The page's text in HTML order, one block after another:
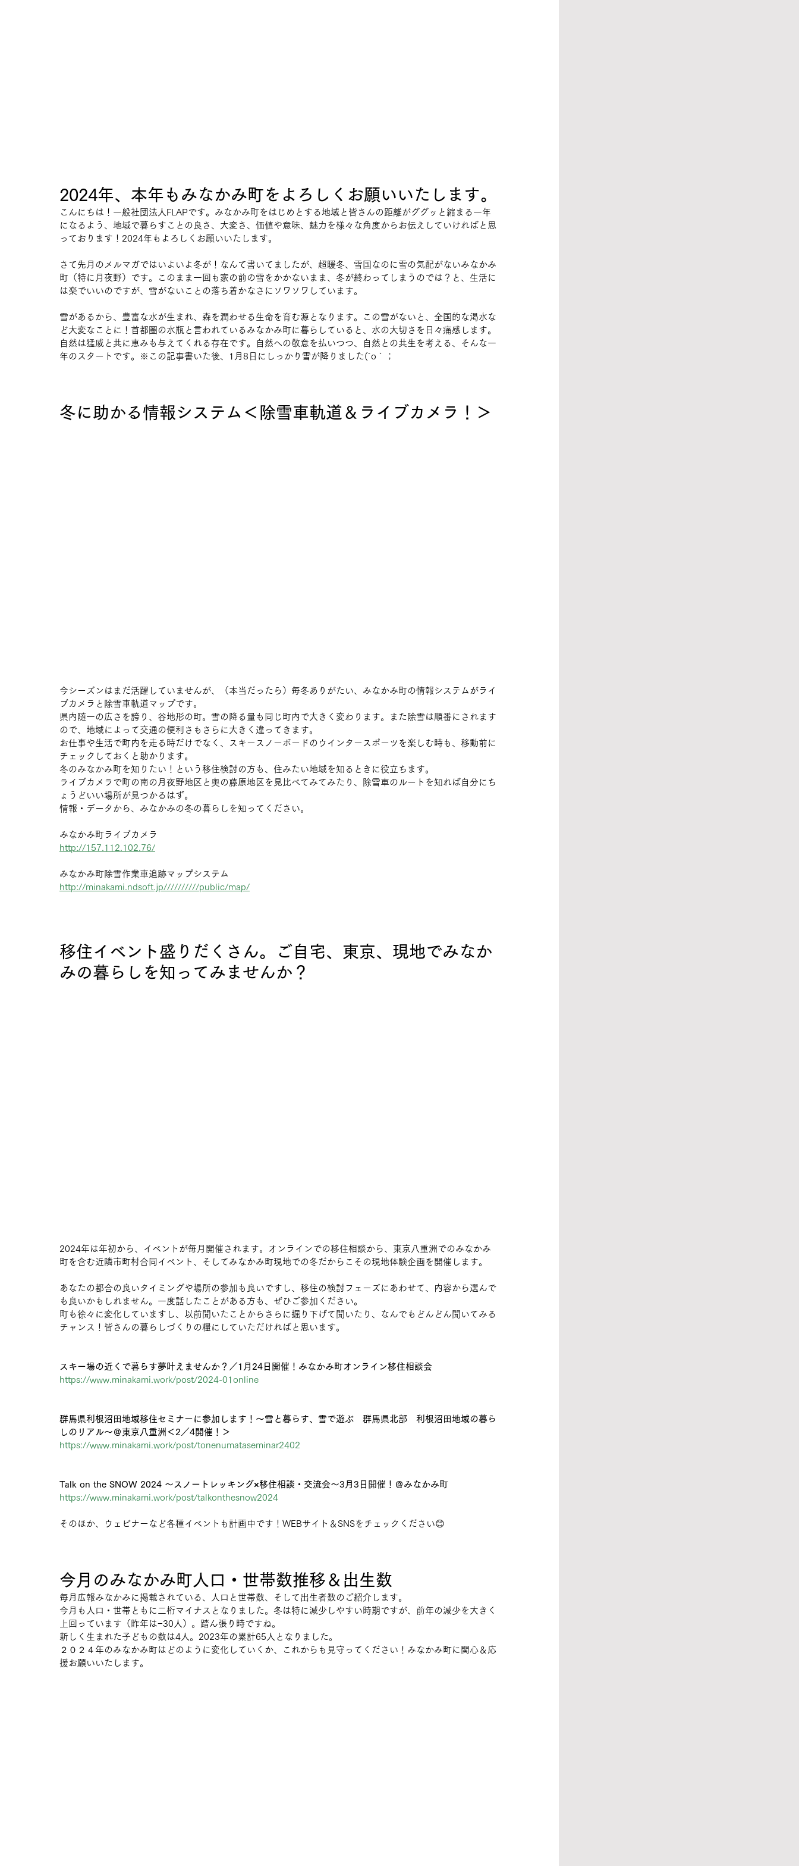
2024年、本年もみなかみ町をよろしくお願いいたします。
こんにちは！一般社団法人FLAPです。みなかみ町をはじめとする地域と皆さんの距離がググッと縮まる一年
になるよう、地域で暮らすことの良さ、大変さ、価値や意味、魅力を様々な角度からお伝えしていければと思
っております！2024年もよろしくお願いいたします。
さて先月のメルマガではいよいよ冬が！なんて書いてましたが、超暖冬、雪国なのに雪の気配がないみなかみ
町（特に月夜野）です。このまま一回も家の前の雪をかかないまま、冬が終わってしまうのでは？と、生活に
は楽でいいのですが、雪がないことの落ち着かなさにソワソワしています。
雪があるから、豊富な水が生まれ、森を潤わせる生命を育む源となります。この雪がないと、全国的な渇水な
ど大変なことに！首都圏の水瓶と言われているみなかみ町に暮らしていると、水の大切さを日々痛感します。
自然は猛威と共に恵みも与えてくれる存在です。自然への敬意を払いつつ、自然との共生を考える、そんな一
年のスタートです。※この記事書いた後、1月8日にしっかり雪が降りました(´o｀；
冬に助かる情報システム＜除雪車軌道＆ライブカメラ！＞
今シーズンはまだ活躍していませんが、（本当だったら）毎冬ありがたい、みなかみ町の情報システムがライ
ブカメラと除雪車軌道マップです。
県内随一の広さを誇り、谷地形の町。雪の降る量も同じ町内で大きく変わります。また除雪は順番にされます
ので、地域によって交通の便利さもさらに大きく違ってきます。
お仕事や生活で町内を走る時だけでなく、スキースノーボードのウインタースポーツを楽しむ時も、移動前に
チェックしておくと助かります。
冬のみなかみ町を知りたい！という移住検討の方も、住みたい地域を知るときに役立ちます。
ライブカメラで町の南の月夜野地区と奥の藤原地区を見比べてみてみたり、除雪車のルートを知れば自分にち
ょうどいい場所が見つかるはず。
情報・データから、みなかみの冬の暮らしを知ってください。
みなかみ町ライブカメラ
http://157.112.102.76/
みなかみ町除雪作業車追跡マップシステム
http://minakami.ndsoft.jp//////////public/map/
移住イベント盛りだくさん。ご自宅、東京、現地でみなか
みの暮らしを知ってみませんか？
2024年は年初から、イベントが毎月開催されます。オンラインでの移住相談から、東京八重洲でのみなかみ
町を含む近隣市町村合同イベント、そしてみなかみ町現地での冬だからこその現地体験企画を開催します。
あなたの都合の良いタイミングや場所の参加も良いですし、移住の検討フェーズにあわせて、内容から選んで
も良いかもしれません。一度話したことがある方も、ぜひご参加ください。
町も徐々に変化していますし、以前聞いたことからさらに掘り下げて聞いたり、なんでもどんどん聞いてみる
チャンス！皆さんの暮らしづくりの糧にしていただければと思います。
スキー場の近くで暮らす夢叶えませんか？／1月24日開催！みなかみ町オンライン移住相談会
https://www.minakami.work/post/2024-01online
群馬県利根沼田地域移住セミナーに参加します！～雪と暮らす、雪で遊ぶ　群馬県北部　利根沼田地域の暮ら
しのリアル～＠東京八重洲＜2／4開催！＞
https://www.minakami.work/post/tonenumataseminar2402
Talk on the SNOW 2024 ～スノートレッキング×移住相談・交流会～3月3日開催！＠みなかみ町
https://www.minakami.work/post/talkonthesnow2024
そのほか、ウェビナーなど各種イベントも計画中です！WEBサイト＆SNSをチェックください😊
今月のみなかみ町人口・世帯数推移＆出生数
毎月広報みなかみに掲載されている、人口と世帯数、そして出生者数のご紹介します。
今月も人口・世帯ともに二桁マイナスとなりました。冬は特に減少しやすい時期ですが、前年の減少を大きく
上回っています（昨年は−30人）。踏ん張り時ですね。
新しく生まれた子どもの数は4人。2023年の累計65人となりました。
２０２４年のみなかみ町はどのように変化していくか、これからも見守ってください！みなかみ町に関心＆応
援お願いいたします。